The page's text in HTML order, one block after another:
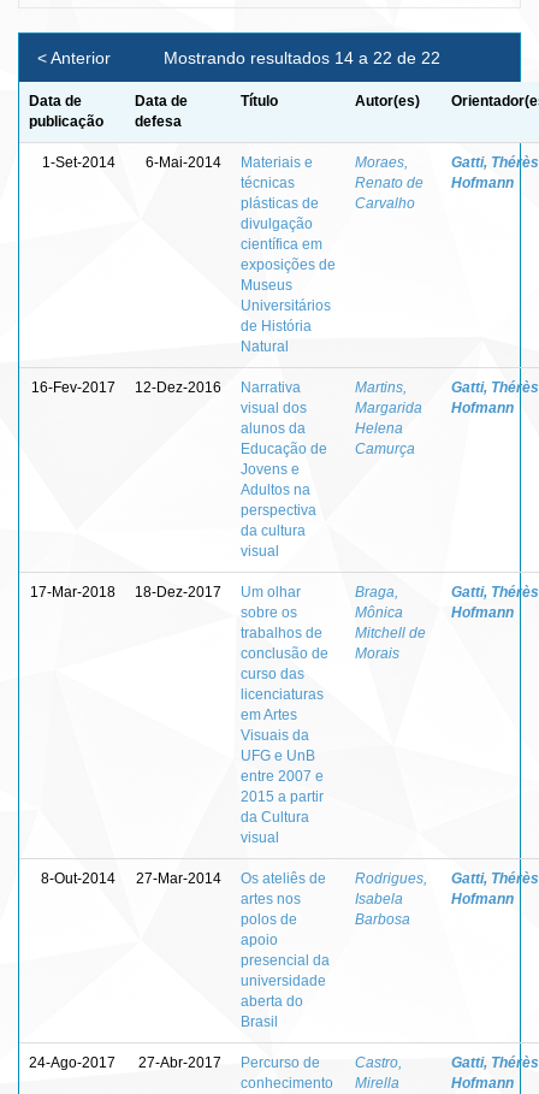
Mostrando resultados 14 a 22 de 22
< Anterior
Data de
publicação
Data de
defesa
Título Autor(es)
1-Set-2014 6-Mai-2014
Materiais e
técnicas
plásticas de
divulgação
científica em
exposições de
Museus
Universitários
de História
Natural
Moraes,
Renato de
Carvalho
Gatti,
Hofmann
16-Fev-2017 12-Dez-2016
Narrativa
visual dos
alunos da
Educação de
Jovens e
Adultos na
perspectiva
da cultura
visual
Martins,
Margarida
Helena
Camurça
Gatti,
Hofmann
17-Mar-2018 18-Dez-2017
Um olhar
sobre os
trabalhos de
conclusão de
curso das
licenciaturas
em Artes
Visuais da
UFG e UnB
entre 2007 e
2015 a partir
da Cultura
visual
Braga,
Mônica
Mitchell de
Morais
Gatti,
Hofmann
8-Out-2014 27-Mar-2014
Os ateliês de
artes nos
polos de
apoio
presencial da
universidade
aberta do
Brasil
Rodrigues,
Isabela
Barbosa
Gatti,
Hofmann
24-Ago-2017 27-Abr-2017
Percurso de
conhecimento
Castro,
Mirella
Gatti,
Hofmann